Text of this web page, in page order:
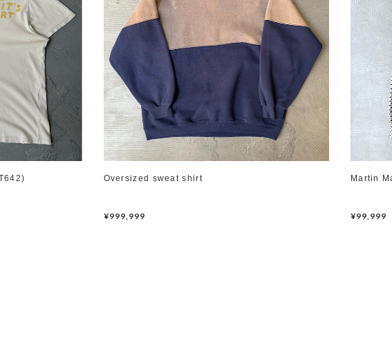
Oversized sweat shirt
¥999,999
Martin
¥99,999